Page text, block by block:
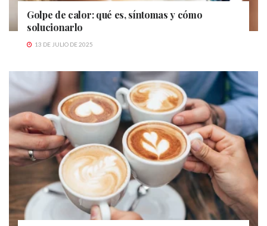
Golpe de calor: qué es, síntomas y cómo
solucionarlo
13 DE JULIO DE 2025